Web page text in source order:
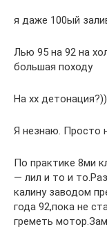
я даже 100ый
Лью 95 на 92 на
большая походу
На хх
Я незнаю. Просто
По практике 8ми
— лил и то и
калину заводом
года 92,пока не
греметь